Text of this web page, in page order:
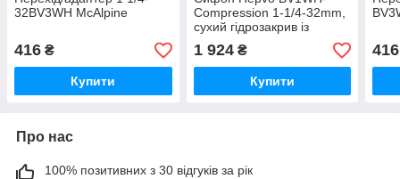
32BV3WH McAlpine
416 ₴
Купити
Compression 1-1/4-32mm,
сухий гідрозакрив із
функцією зворотного
клапана
1 924₴
Купити
416
Про нас
100% позитивних з 30 відгуків за рік